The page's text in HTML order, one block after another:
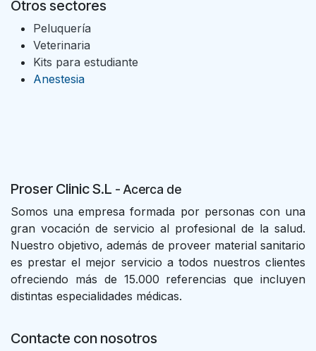
Otros sectores
Peluquería
Veterinaria
Kits para estudiante
Anestesia
Proser Clinic S.L - Acerca de
Somos una empresa formada por personas con una
gran vocación de servicio al profesional de la salud.
Nuestro objetivo, además de proveer material sanitario
es prestar el mejor servicio a todos nuestros clientes
ofreciendo más de 15.000 referencias que incluyen
distintas especialidades médicas.
Contacte con nosotros